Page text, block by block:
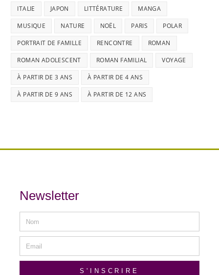
ITALIE JAPON LITTÉRATURE MANGA
MUSIQUE NATURE NOËL PARIS POLAR
PORTRAIT DE FAMILLE RENCONTRE ROMAN
ROMAN ADOLESCENT ROMAN FAMILIAL VOYAGE
À PARTIR DE 3 ANS À PARTIR DE 4 ANS
À PARTIR DE 9 ANS À PARTIR DE 12 ANS
Newsletter
S'INSCRIRE